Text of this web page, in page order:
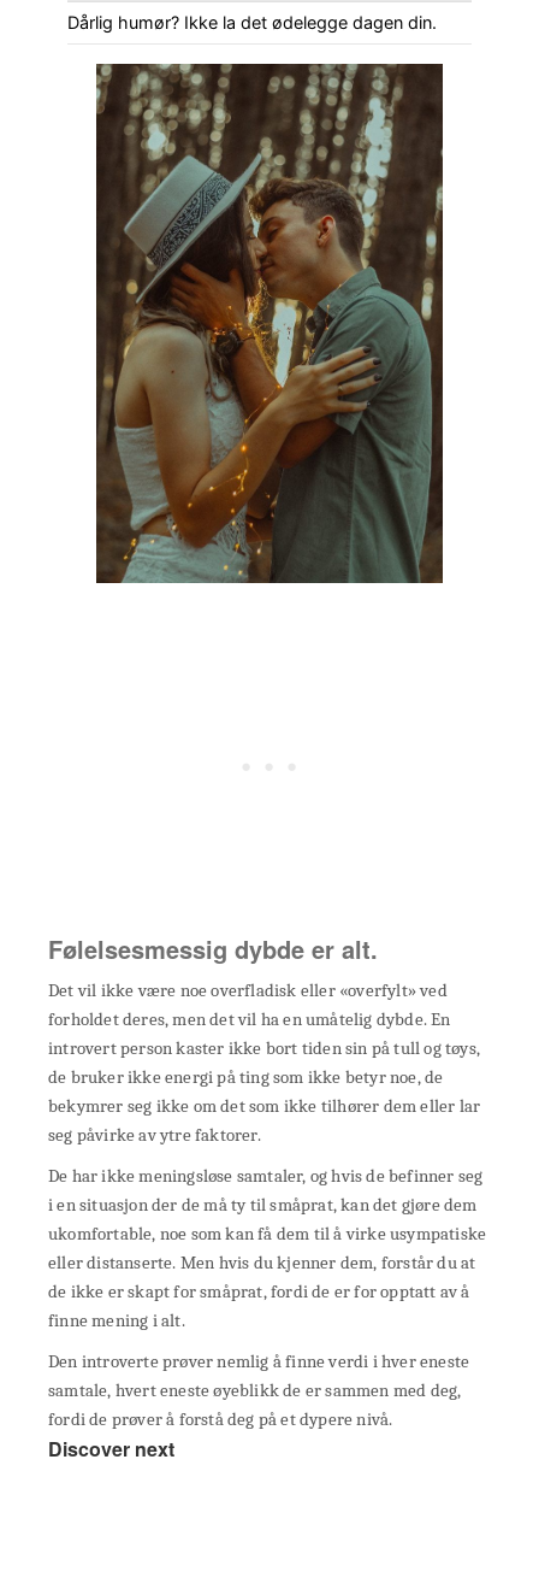
Dårlig humør? Ikke la det ødelegge dagen din.
Følelsesmessig dybde er alt.
Det vil ikke være noe overfladisk eller «overfylt» ved
forholdet deres, men det vil ha en umåtelig dybde. En
introvert person kaster ikke bort tiden sin på tull og tøys,
de bruker ikke energi på ting som ikke betyr noe, de
bekymrer seg ikke om det som ikke tilhører dem eller lar
seg påvirke av ytre faktorer.
De har ikke meningsløse samtaler, og hvis de befinner seg
i en situasjon der de må ty til småprat, kan det gjøre dem
ukomfortable, noe som kan få dem til å virke usympatiske
eller distanserte. Men hvis du kjenner dem, forstår du at
de ikke er skapt for småprat, fordi de er for opptatt av å
finne mening i alt.
Den introverte prøver nemlig å finne verdi i hver eneste
samtale, hvert eneste øyeblikk de er sammen med deg,
fordi de prøver å forstå deg på et dypere nivå.
Discover next